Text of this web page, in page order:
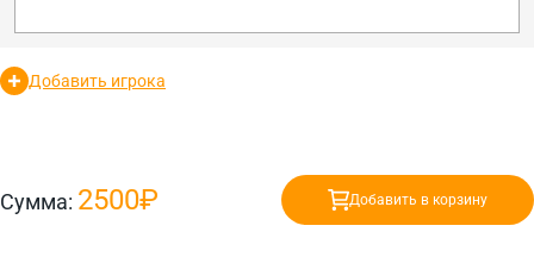
Добавить игрока
Сумма: 2500₽ Добавить в корзину